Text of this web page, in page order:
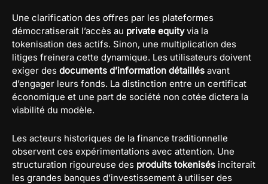
Une clarification des offres par les plateformes
démocratiserait l’accès au private equityvia la
tokenisation des actifs. Sinon, une multiplication des
litiges freinera cette dynamique. Les utilisateurs doivent
exiger des documents d’information détaillés avant
d’engager leurs fonds. La distinction entre un certificat
économique et une part de société non cotée dictera la
viabilité du modèle.
Les acteurs historiques de la finance traditionnelle
observent ces expérimentations avec attention. Une
structuration rigoureuse des produits tokenisés inciterait
les grandes banques d’investissement à utiliser des